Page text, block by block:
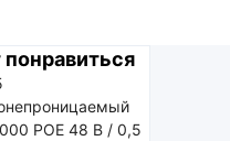
POE 48 В / 0,5